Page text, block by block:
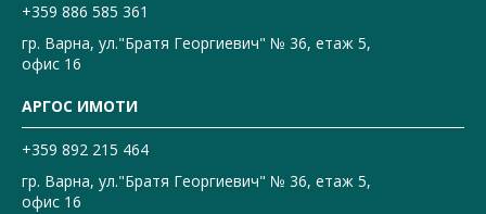
+359 886 585 361
гр. Варна, ул."Братя Георгиевич" № 36, етаж 5,
офис 16
АРГОС ИМОТИ
+359 892 215 464
гр. Варна, ул."Братя Георгиевич" № 36, етаж 5,
офис 16